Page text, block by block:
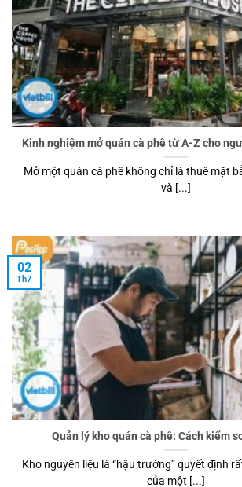
Kinh nghiệm mở quán cà phê từ A-Z cho
Mở một quán cà phê không chỉ là thuê mặt
và [...]
Quản lý kho quán cà phê: Cách kiểm
Kho nguyên liệu là “hậu trường” quyết định
của một [...]
02
Th7